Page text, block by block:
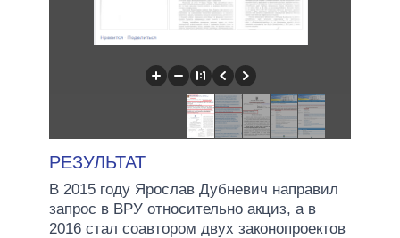
РЕЗУЛЬТАТ
В 2015 году Ярослав Дубневич направил
запрос в ВРУ относительно акциз, а в
2016 стал соавтором двух законопроектов